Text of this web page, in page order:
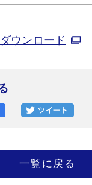
ウンロード
一覧に戻る